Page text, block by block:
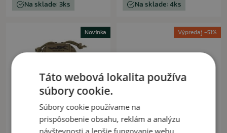
Na sklade: 3ks Na sklade: 4ks
Novinka Výpredaj -51%
Táto webová lokalita používa
súbory cookie.
Súbory cookie používame na
prispôsobenie obsahu, reklám a analýzu
návštevnosti a lepšie fungovanie webu.